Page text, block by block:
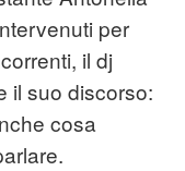
per
il dj
il suo discorso:
cosa